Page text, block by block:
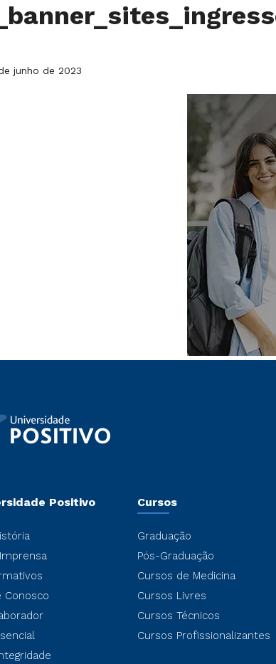
junho de 2023
Positivo
Conosco
Cursos
Graduação
Pós-Graduação
Cursos de Medicina
Cursos Livres
Cursos Técnicos
Cursos Profissionalizantes